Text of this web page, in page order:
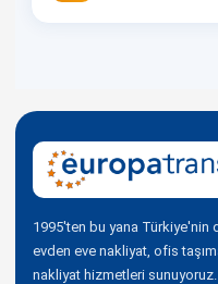
1995'ten bu yana Türkiye'nin
evden eve nakliyat, ofis
nakliyat hizmetleri